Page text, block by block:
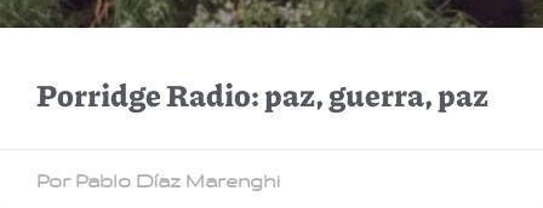
Porridge Radio: paz, guerra, paz
Por Pablo Díaz Marenghi